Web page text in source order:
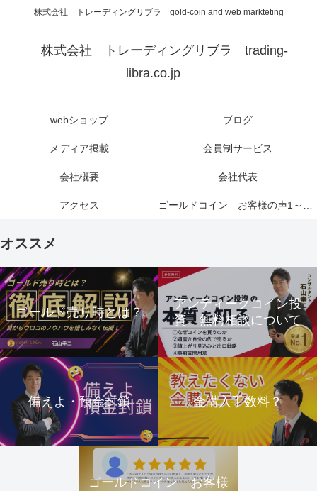
株式会社 トレーディングリブラ gold-coin and web markteting
株式会社 トレーディングリブラ trading-
libra.co.jp
webショップ ブログ
メディア掲載 会員制サービス
会社概要 会社代表
アクセス ゴールドコイン お客様の声1～6ページ
オススメ
ゴールド売り時とは？
アンティークコイン投
資 無料相談について
備えよ・預金封鎖 金購入手数料？
ゴールドコイン お客様